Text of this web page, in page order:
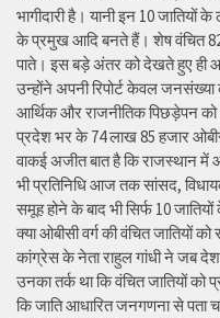
भागीदारी है। यानी इन 10 जातियों
के प्रमुख आदि बनते हैं। शेष वंचित 82
पाते। इस बड़े अंतर को देखते हुए ही
उन्होंने अपनी रिपोर्ट केवल
आर्थिक और राजनीतिक पिछड़ेपन को
प्रदेश भर के 74 लाख 85 हजार
वाकई अजीत बात है कि राजस्थान में
भी प्रतिनिधि आज तक सांसद,
समूह होने के बाद भी सिर्फ 10
क्या ओबीसी वर्ग की वंचित जातियों को
कांग्रेस के नेता राहुल गांधी ने जब
उनका तर्क था कि वंचित जातियों को
कि जाति आधारित जनगणना से पता